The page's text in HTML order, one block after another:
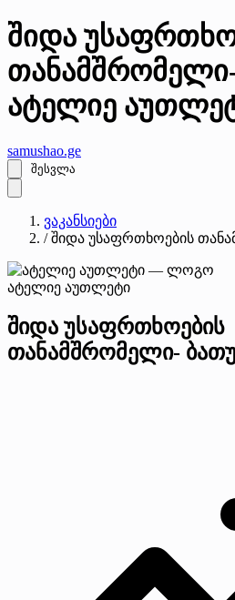
შიდა
ატელიე
samushao.ge
შესვლა
ვაკანსიები
/ შიდა უსაფრთხოების
ატელიე აუთლეტი
შიდა უსაფრთხოების
თანამშრომელი-